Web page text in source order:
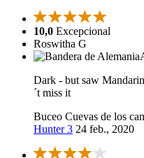
10,0 Excepcional
Roswitha G
Dark - but saw
´t miss it
Buceo Cuevas de los
Hunter 3 24 feb., 2020